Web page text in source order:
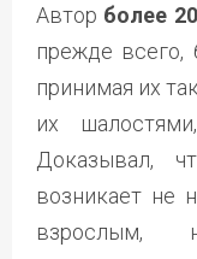
Автор более
прежде всего,
принимая их
их
Доказывал,
возникает не